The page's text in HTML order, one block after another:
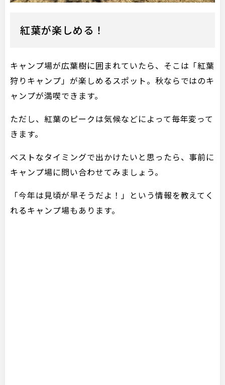
紅葉が楽しめる！
キャンプ場が広葉樹に囲まれていたら、そこは「紅葉
狩りキャンプ」が楽しめるスポット。秋ならではのキ
ャンプが満喫できます。
ただし、紅葉のピークは気候などによって毎年変って
きます。
ベストなタイミングで出かけたいと思ったら、事前に
キャンプ場に問い合わせてみましょう。
「今年は見頃が早そうだよ！」という情報を教えてく
れるキャンプ場もあります。